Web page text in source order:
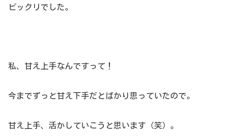
ビックリでした。
私、甘え上手なんですって！
今までずっと甘え下手だとばかり思っていたので。
甘え上手、活かしていこうと思います（笑）。